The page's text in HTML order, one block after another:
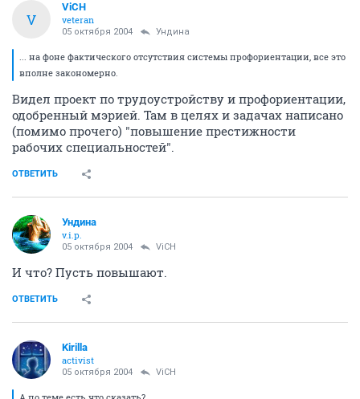
V
ViCH
veteran
05 октября 2004 Ундина
... на фоне фактического отсутствия системы профориентации, все это
вполне закономерно.
Видел проект по трудоустройству и профориентации,
одобренный мэрией. Там в целях и задачах написано
(помимо прочего) "повышение престижности
рабочих специальностей".
ОТВЕТИТЬ
Ундина
v.i.p.
05 октября 2004 ViCH
И что? Пусть повышают.
ОТВЕТИТЬ
Kirilla
activist
05 октября 2004 ViCH